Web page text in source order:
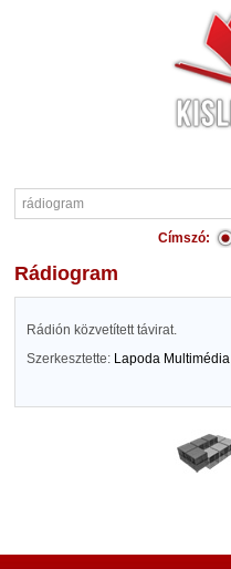
Címszó:
rádiogram
Rádión közvetített távirat.
Szerkesztette: Lapoda Multimédia